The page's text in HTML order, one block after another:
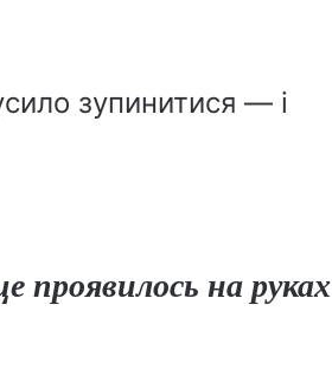
зупинитися — і
проявилось на руках